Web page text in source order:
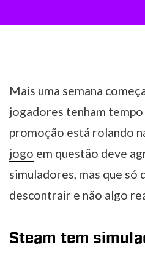
Mais uma semana
jogadores tenham tempo
promoção está rolando
jogo em questão deve
simuladores, mas que só
descontrair e não algo
Steam tem